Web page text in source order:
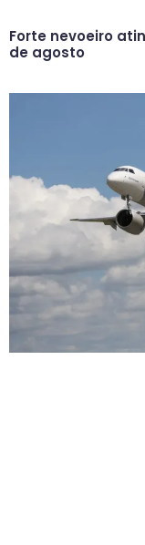
Forte nevoeiro
de agosto